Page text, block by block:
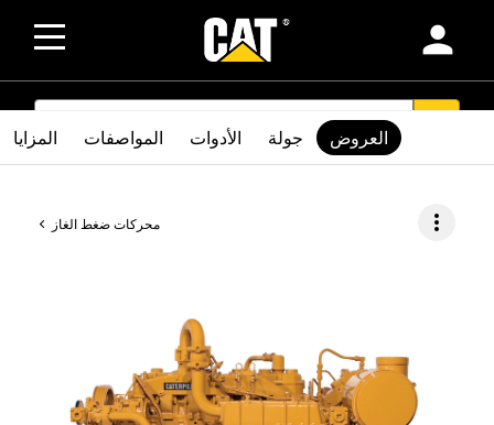
person
SEARCH
محركات ضغط الغاز more_vert
المزايا المواصفات الأدوات جولة العروض